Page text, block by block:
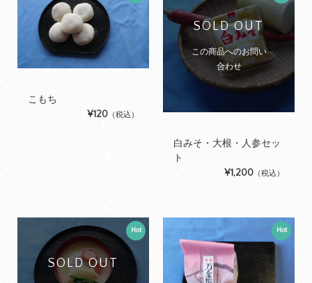
こもち
¥120 （税込）
SOLD OUT
この商品へのお問い
合わせ
白みそ・大根・人参セッ
ト
¥1,200 （税込）
SOLD OUT
Hot Hot